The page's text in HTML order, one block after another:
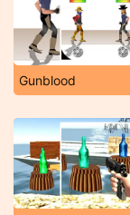
Gunblood